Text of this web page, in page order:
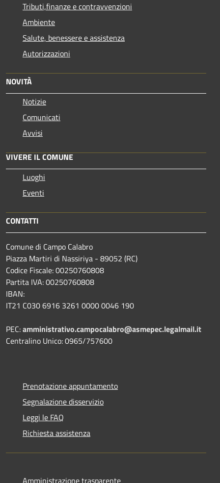
Tributi,finanze e contravvenzioni
Ambiente
Salute, benessere e assistenza
Autorizzazioni
NOVITÀ
Notizie
Comunicati
Avvisi
VIVERE IL COMUNE
Luoghi
Eventi
CONTATTI
Comune di Campo Calabro
Piazza Martiri di Nassiriya - 89052 (RC)
Codice Fiscale: 00250760808
Partita IVA: 00250760808
IBAN:
IT21 C030 6916 3261 0000 0046 190
PEC:amministrativo.campocalabro@asmepec.legalmail.it
Centralino Unico: 0965/757600
Prenotazione appuntamento
Segnalazione disservizio
Leggi le FAQ
Richiesta assistenza